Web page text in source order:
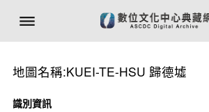
地圖名稱:KUEI-TE-HSU 歸德墟
識別資訊